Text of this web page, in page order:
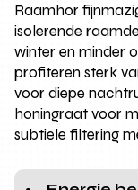
Raamhor
isolerende
winter en minder
profiteren sterk
voor diepe
honingraat voor
subtiele filtering